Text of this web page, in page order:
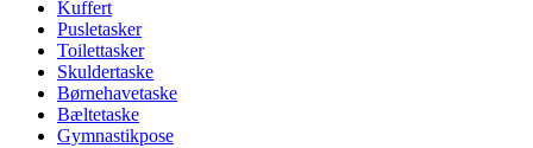
Kuffert
Pusletasker
Toilettasker
Skuldertaske
Børnehavetaske
Bæltetaske
Gymnastikpose